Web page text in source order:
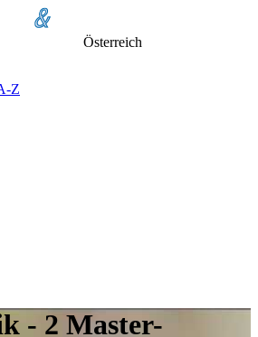
Österreich
Z
- 2 Master-